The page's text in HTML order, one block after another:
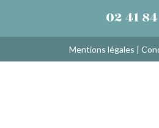
02 41
Mentions légales |